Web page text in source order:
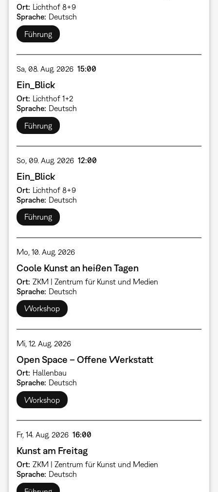
Ort Lichthof 8+9
Sprache Deutsch
Führung
Sa, 08. Aug. 2026 15:00
Ein_Blick
Ort Lichthof 1+2
Sprache Deutsch
Führung
So, 09. Aug. 2026 12:00
Ein_Blick
Ort Lichthof 8+9
Sprache Deutsch
Führung
Mo, 10. Aug. 2026
Coole Kunst an heißen Tagen
Ort ZKM | Zentrum für Kunst und Medien
Sprache Deutsch
Workshop
Mi, 12. Aug. 2026
Open Space – Offene Werkstatt
Ort Hallenbau
Sprache Deutsch
Workshop
Fr, 14. Aug. 2026 16:00
Kunst am Freitag
Ort ZKM | Zentrum für Kunst und Medien
Sprache Deutsch